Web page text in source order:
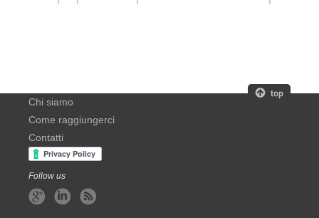
Chi siamo
Come raggiungerci
Contatti
Follow us